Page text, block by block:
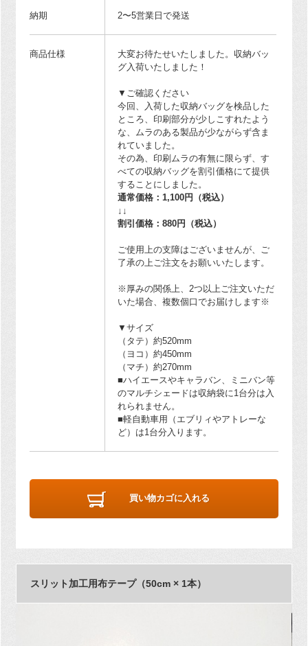
納期 2〜5営業日で発送
商品仕様
大変お待たせいたしました。収納バッ
グ入荷いたしました！
▼ご確認ください
今回、入荷した収納バッグを検品した
ところ、印刷部分が少しこすれたよう
な、ムラのある製品が少ながらず含ま
れていました。
その為、印刷ムラの有無に限らず、す
べての収納バッグを割引価格にて提供
することにしました。
通常価格：1,100円（税込）
↓↓
割引価格：880円（税込）
ご使用上の支障はございませんが、ご
了承の上ご注文をお願いいたします。
※厚みの関係上、2つ以上ご注文いただ
いた場合、複数個口でお届けします※
▼サイズ
（タテ）約520mm
（ヨコ）約450mm
（マチ）約270mm
■ハイエースやキャラバン、ミニバン等
のマルチシェードは収納袋に1台分は入
れられません。
■軽自動車用（エブリィやアトレーな
ど）は1台分入ります。
買い物カゴに入れる
スリット加工用布テープ（50cm × 1本）